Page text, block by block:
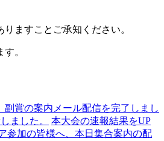
ますことご承知ください。
。
副賞の案内メール配信を完了しまし
ました。
本大会の速報結果をUP
参加の皆様へ、本日集合案内の配